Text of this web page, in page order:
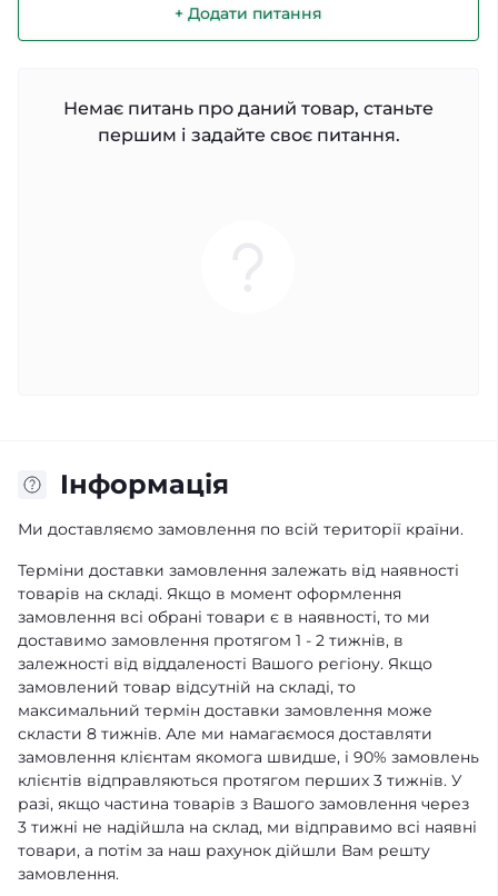
+ Додати питання
Немає питань про даний товар, станьте
першим і задайте своє питання.
Iнформація
Ми доставляємо замовлення по всій території країни.
Терміни доставки замовлення залежать від наявності
товарів на складі. Якщо в момент оформлення
замовлення всі обрані товари є в наявності, то ми
доставимо замовлення протягом 1 - 2 тижнів, в
залежності від віддаленості Вашого регіону. Якщо
замовлений товар відсутній на складі, то
максимальний термін доставки замовлення може
скласти 8 тижнів. Але ми намагаємося доставляти
замовлення клієнтам якомога швидше, і 90% замовлень
клієнтів відправляються протягом перших 3 тижнів. У
разі, якщо частина товарів з Вашого замовлення через
3 тижні не надійшла на склад, ми відправимо всі наявні
товари, а потім за наш рахунок дійшли Вам решту
замовлення.